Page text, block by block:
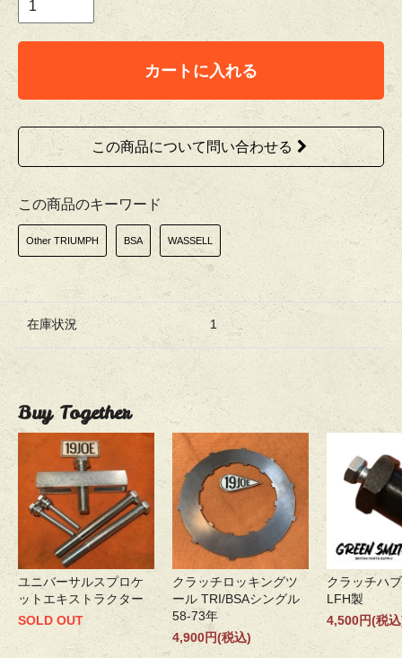
カートに入れる
この商品について問い合わせる
この商品のキーワード
Other TRIUMPH BSA WASSELL
在庫状況 1
Buy Together
ユニバーサルスプロケ
ットエキストラクター
SOLD OUT
クラッチロッキングツ
ール TRI/BSAシングル
58-73年
4,900円(税込)
クラッチハ
LFH製
4,500円(税